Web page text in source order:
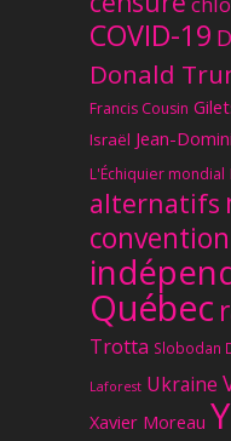
COVID-19
Donald
Francis Cousin
Israël Jean-
L'Échiquier mondial
alternatifs
Québec
Trotta Slobodan
Laforest Ukraine
Xavier Moreau